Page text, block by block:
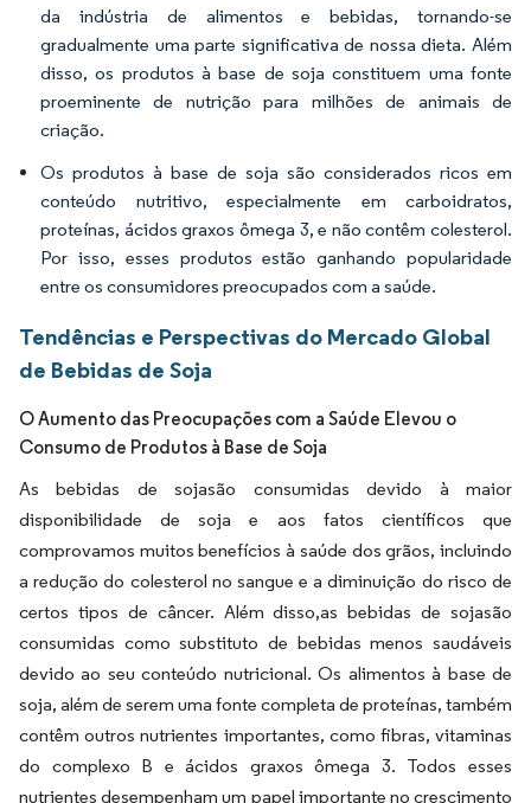
da indústria de alimentos e bebidas, tornando-se
gradualmente uma parte significativa de nossa dieta. Além
disso, os produtos à base de soja constituem uma fonte
proeminente de nutrição para milhões de animais de
criação.
Os produtos à base de soja são considerados ricos em
conteúdo nutritivo, especialmente em carboidratos,
proteínas, ácidos graxos ômega 3, e não contêm colesterol.
Por isso, esses produtos estão ganhando popularidade
entre os consumidores preocupados com a saúde.
Tendências e Perspectivas do Mercado Global
de Bebidas de Soja
O Aumento das Preocupações com a Saúde Elevou o
Consumo de Produtos à Base de Soja
As bebidas de sojasão consumidas devido à maior
disponibilidade de soja e aos fatos científicos que
comprovamos muitos benefícios à saúde dos grãos, incluindo
a redução do colesterol no sangue e a diminuição do risco de
certos tipos de câncer. Além disso,as bebidas de sojasão
consumidas como substituto de bebidas menos saudáveis
devido ao seu conteúdo nutricional. Os alimentos à base de
soja, além de serem uma fonte completa de proteínas, também
contêm outros nutrientes importantes, como fibras, vitaminas
do complexo B e ácidos graxos ômega 3. Todos esses
nutrientes desempenham um papel importante no crescimento